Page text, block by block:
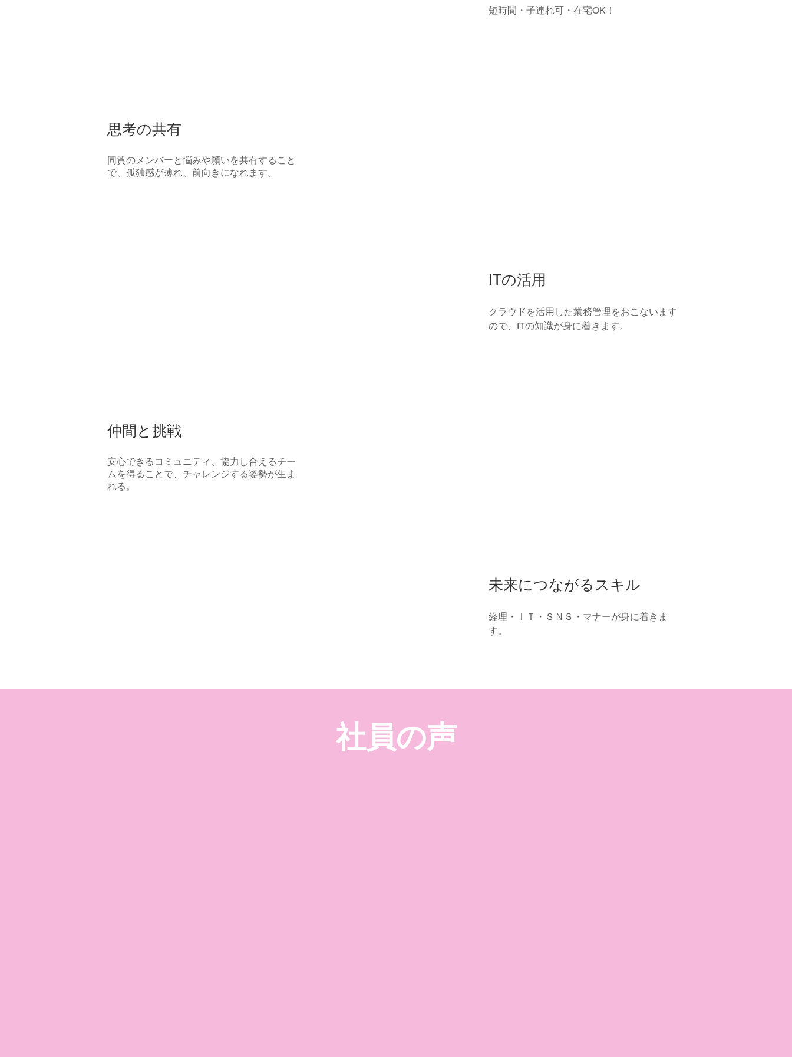
思考の共有
同質のメンバーと悩みや願いを共有すること
で、孤独感が薄れ、前向きになれます。
仲間と挑戦
安心できるコミュニティ、協力し合えるチー
ムを得ることで、チャレンジする姿勢が生ま
れる。
短時間・子連れ可・在宅OK！
ITの活用
クラウドを活用した業務管理をおこないます
ので、ITの知識が身に着きます。
未来につながるスキル
経理・ＩＴ・ＳＮＳ・マナーが身に着きま
す。
社員の声